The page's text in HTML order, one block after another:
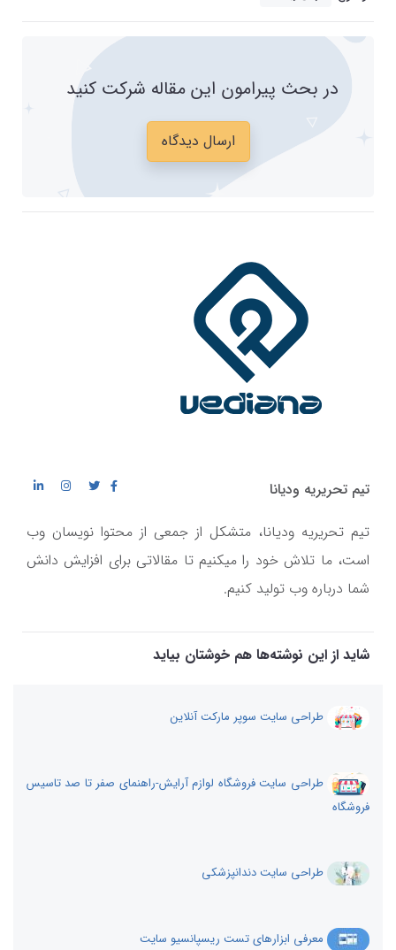
در بحث پیرامون این مقاله شرکت کنید
ارسال دیدگاه
تیم تحریریه ودیانا
تیم تحریریه ودیانا، متشکل از جمعی از محتوا نویسان وب
است، ما تلاش خود را میکنیم تا مقالاتی برای افزایش دانش
شما درباره وب تولید کنیم.
شاید از این نوشته‌ها هم خوشتان بیاید
طراحی سایت سوپر مارکت آنلاین
طراحی سایت فروشگاه لوازم آرایش-راهنمای صفر تا صد تاسیس
فروشگاه
طراحی سایت دندانپزشکی
معرفی ابزارهای تست ریسپانسیو سایت